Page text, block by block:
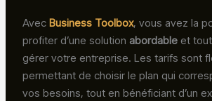
Avec Business Toolbox, vous avez la
profiter d’une solution abordable et
gérer votre entreprise. Les tarifs sont
permettant de choisir le plan qui
vos besoins, tout en bénéficiant d’un